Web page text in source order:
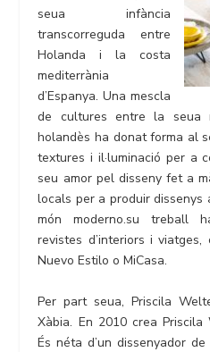
seua infància
transcorreguda entre
Holanda i la costa
mediterrània
d’Espanya. Una mescla
de cultures entre la seua
holandès ha donat forma al
textures i il·luminació per a
seu amor pel disseny fet a
locals per a produir
món moderno.su treball
revistes d’interiors i
Nuevo Estilo o MiCasa.
Per part seua, Priscila
Xàbia. En 2010 crea
És néta d’un dissenyador